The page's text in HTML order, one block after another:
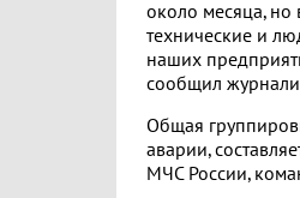
около месяца,
технические и
наших
сообщил
Общая
аварии,
МЧС России,